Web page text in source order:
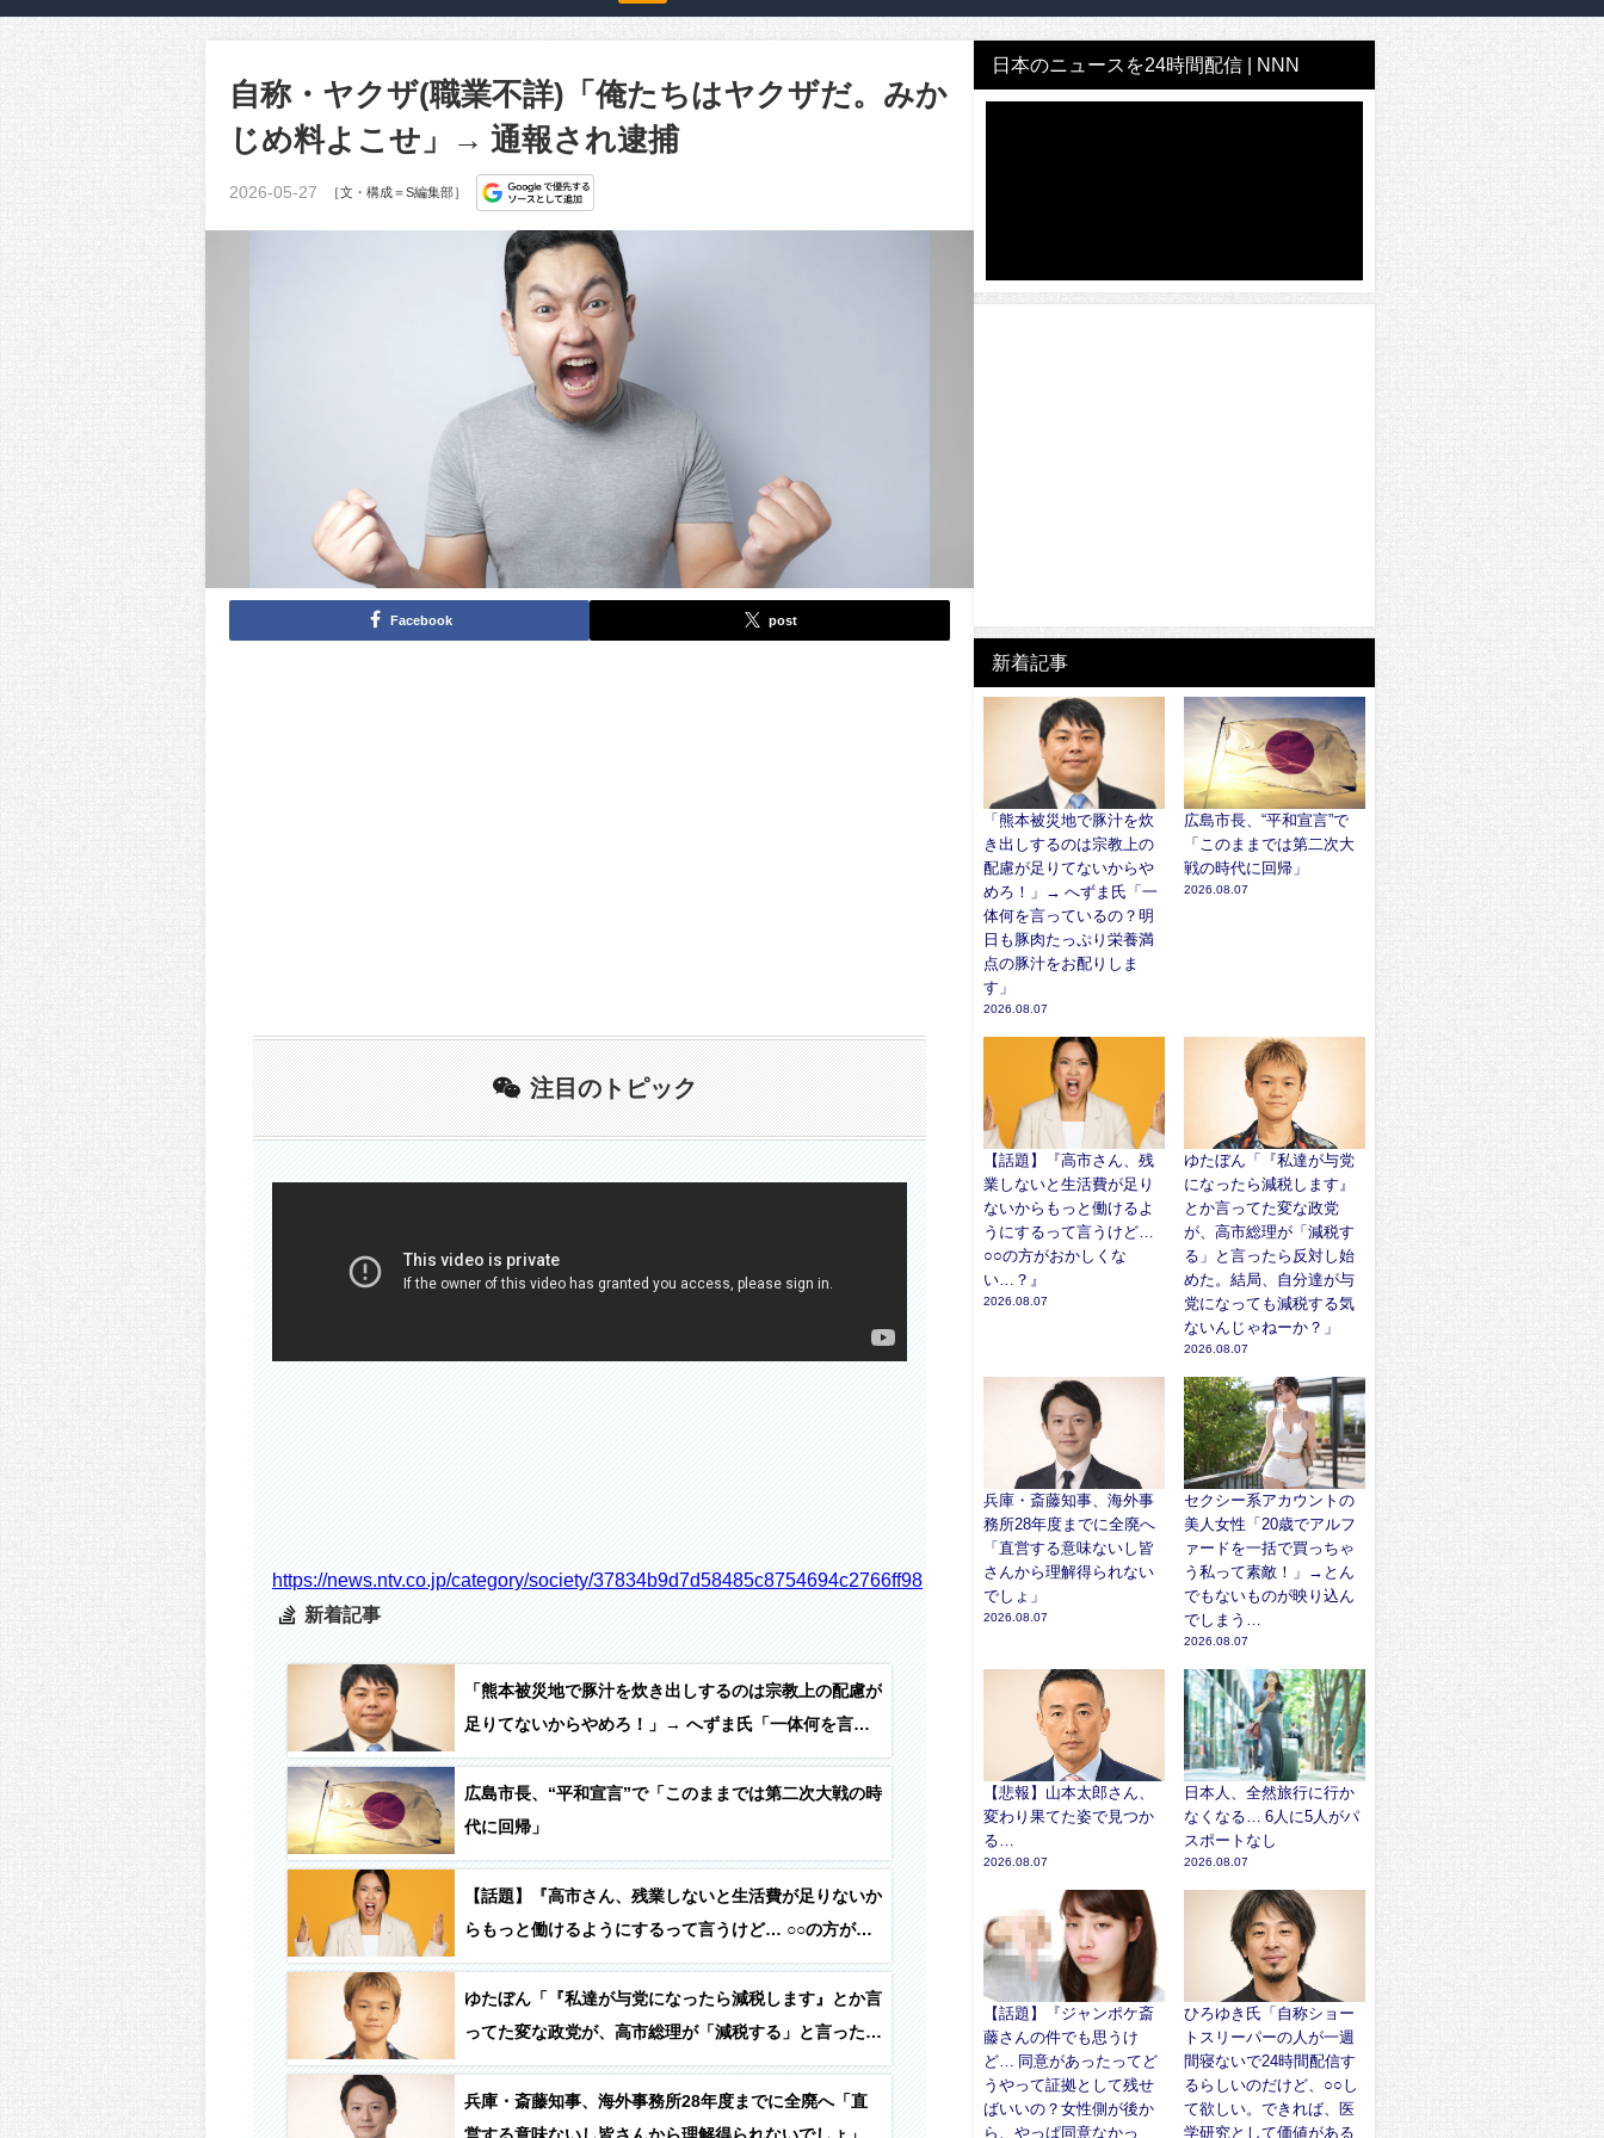
自称・ヤクザ(職業不詳)「俺たちはヤクザだ。みか
じめ料よこせ」→ 通報され逮捕
2026-05-27 ［文・構成＝S編集部］
Facebook post
注目のトピック
https://news.ntv.co.jp/category/society/37834b9d7d58485c8754694c2766ff98
新着記事
「熊本被災地で豚汁を炊き出しするのは宗教上の配慮が
足りてないからやめろ！」→ へずま氏「一体何を言っ
ているの？明日も豚肉たっぷり栄養満点の豚汁をお配り
します」
広島市長、“平和宣言”で「このままでは第二次大戦の時
代に回帰」
【話題】『高市さん、残業しないと生活費が足りないか
らもっと働けるようにするって言うけど… ○○の方がお
かしくない…？』
ゆたぼん「『私達が与党になったら減税します』とか言
ってた変な政党が、高市総理が「減税する」と言ったら
反対し始めた。結局、自分達が与党になっても減税する
気ないんじゃねーか？」
兵庫・斎藤知事、海外事務所28年度までに全廃へ「直
営する意味ないし皆さんから理解得られないでしょ」
日本のニュースを24時間配信 | NNN
新着記事
「熊本被災地で豚汁を炊
き出しするのは宗教上の
配慮が足りてないからや
めろ！」→ へずま氏「一
体何を言っているの？明
日も豚肉たっぷり栄養満
点の豚汁をお配りしま
す」
2026.08.07
広島市長、“平和宣言”で
「このままでは第二次大
戦の時代に回帰」
2026.08.07
【話題】『高市さん、残
業しないと生活費が足り
ないからもっと働けるよ
うにするって言うけど…
○○の方がおかしくな
い…？』
2026.08.07
ゆたぼん「『私達が与党
になったら減税します』
とか言ってた変な政党
が、高市総理が「減税す
る」と言ったら反対し始
めた。結局、自分達が与
党になっても減税する気
ないんじゃねーか？」
2026.08.07
兵庫・斎藤知事、海外事
務所28年度までに全廃へ
「直営する意味ないし皆
さんから理解得られない
でしょ」
2026.08.07
セクシー系アカウントの
美人女性「20歳でアルフ
ァードを一括で買っちゃ
う私って素敵！」→とん
でもないものが映り込ん
でしまう…
2026.08.07
【悲報】山本太郎さん、
変わり果てた姿で見つか
る…
2026.08.07
日本人、全然旅行に行か
なくなる… 6人に5人がパ
スポートなし
2026.08.07
【話題】『ジャンポケ斎
藤さんの件でも思うけ
ど… 同意があったってど
うやって証拠として残せ
ばいいの？女性側が後か
ら、やっぱ同意なかっ
ひろゆき氏「自称ショー
トスリーパーの人が一週
間寝ないで24時間配信す
るらしいのだけど、○○し
て欲しい。できれば、医
学研究として価値がある